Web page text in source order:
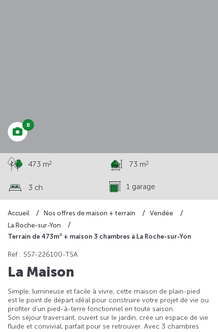
Accueil Nos offres de maison + terrain
Vendée
La Roche-sur-Yon
Terrain de 473m² + maison 3 chambres à La Roche-sur-Yon
8
473 m2 73 m2
3 ch 1 garage
Rèf : 557-226100-TSA
La Maison
Simple, lumineuse et facile à vivre, cette maison de plain-pied
est le point de départ idéal pour construire votre projet de vie ou
profiter d’un pied-à-terre fonctionnel en toute saison.
Son séjour traversant, ouvert sur le jardin, crée un espace de vie
fluide et convivial, parfait pour se retrouver. Avec 3 chambres